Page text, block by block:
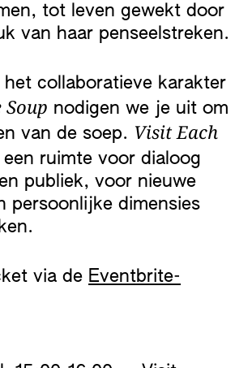
tot leven gewekt door
van haar penseelstreken.
het collaboratieve karakter
Soup nodigen we je uit om
van de soep. Visit Each
een ruimte voor dialoog
publiek, voor nieuwe
persoonlijke dimensies
via de Eventbrite-